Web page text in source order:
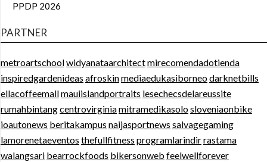
PPDP 2026
PARTNER
metroartschoolwidyanataarchitectmirecomendadotienda
inspiredgardenideas afroskinmediaedukasiborneodarknetbills
ellacoffeemallmauiislandportraits lesechecsdelareussite
rumahbintangcentrovirginiamitramedikasolosloveniaonbike
ioautonews beritakampus naijasportnews salvagegaming
lamorenetaeventos thefullfitness programlarindirrastama
walangsari bearrockfoods bikersonweb feelwellforever